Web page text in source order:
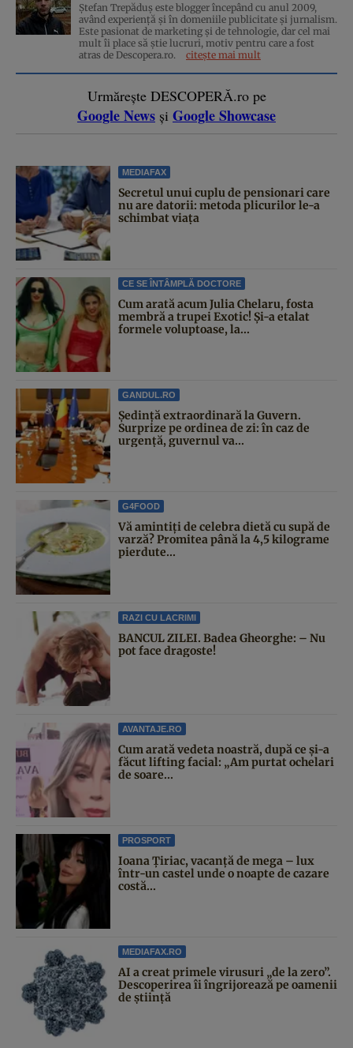
Ștefan Trepăduș este blogger începând cu anul 2009,
având experiență și în domeniile publicitate și jurnalism.
Este pasionat de marketing și de tehnologie, dar cel mai
mult îi place să știe lucruri, motiv pentru care a fost
atras de Descopera.ro.
citește mai mult
Urmărește DESCOPERĂ.ro pe
Google News și Google Showcase
MEDIAFAX
Secretul unui cuplu de pensionari care
nu are datorii: metoda plicurilor le-a
schimbat viața
CE SE ÎNTÂMPLĂ DOCTORE
Cum arată acum Julia Chelaru, fosta
membră a trupei Exotic! Și-a etalat
formele voluptoase, la...
GANDUL.RO
Şedinţă extraordinară la Guvern.
Surprize pe ordinea de zi: în caz de
urgență, guvernul va...
G4FOOD
Vă amintiți de celebra dietă cu supă de
varză? Promitea până la 4,5 kilograme
pierdute...
RAZI CU LACRIMI
BANCUL ZILEI. Badea Gheorghe: – Nu
pot face dragoste!
AVANTAJE.RO
Cum arată vedeta noastră, după ce și-a
făcut lifting facial: „Am purtat ochelari
de soare...
PROSPORT
Ioana Țiriac, vacanță de mega – lux
într-un castel unde o noapte de cazare
costă...
MEDIAFAX.RO
AI a creat primele virusuri „de la zero”.
Descoperirea îi îngrijorează pe oamenii
de știință